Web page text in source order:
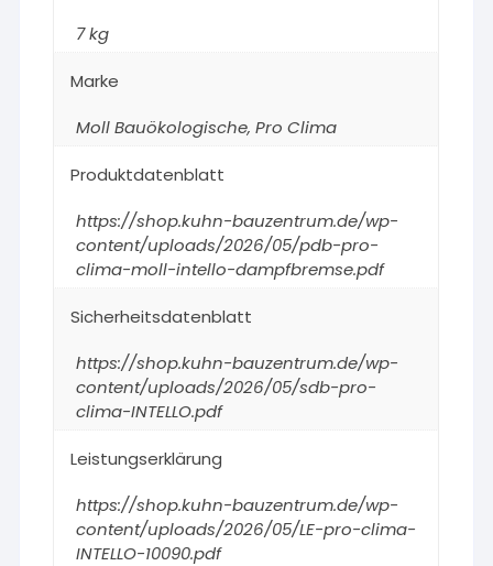
7 kg
Marke
Moll Bauökologische,Pro Clima
Produktdatenblatt
https://shop.kuhn-bauzentrum.de/wp-
content/uploads/2026/05/pdb-pro-
clima-moll-intello-dampfbremse.pdf
Sicherheitsdatenblatt
https://shop.kuhn-bauzentrum.de/wp-
content/uploads/2026/05/sdb-pro-
clima-INTELLO.pdf
Leistungserklärung
https://shop.kuhn-bauzentrum.de/wp-
content/uploads/2026/05/LE-pro-clima-
INTELLO-10090.pdf